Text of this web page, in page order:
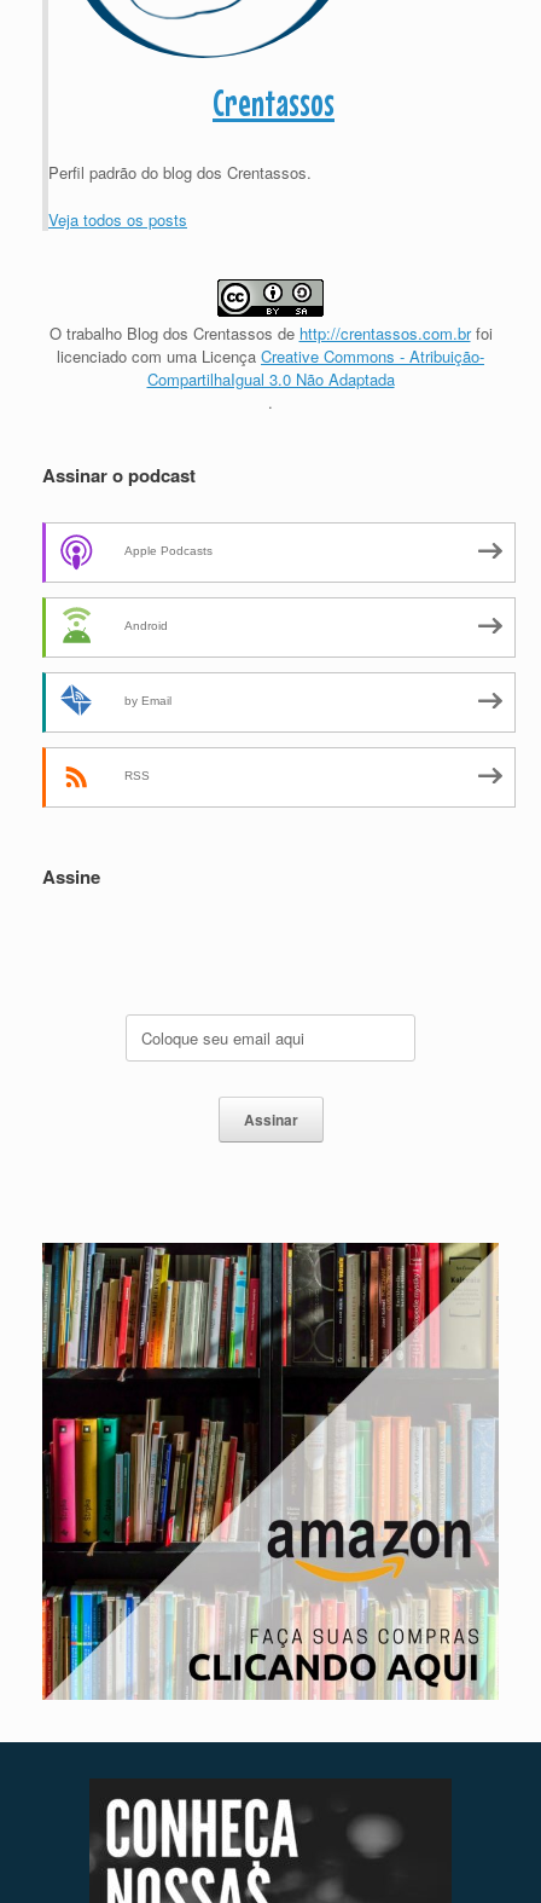
Crentassos
Perfil padrão do blog dos Crentassos.
Veja todos os posts
O trabalho Blog dos Crentassos de http://crentassos.com.brfoi
licenciado com uma Licença Creative Commons - Atribuição-
CompartilhaIgual 3.0 Não Adaptada
.
Assinar o podcast
Apple Podcasts
Android
by Email
RSS
Assine